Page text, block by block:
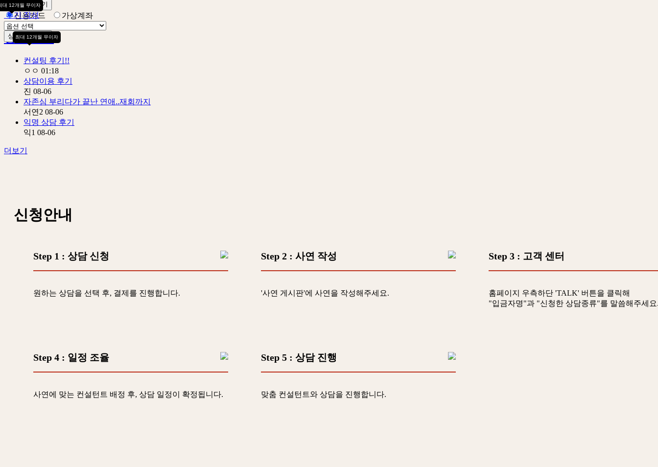
상담 신청하기
대 12개월 무이자
신용카드 가상계좌
상담 신청하기
최대 12개월 무이자
후기 작성
상담 후기
컨설팅 후기!!
ㅇㅇ 01:18
상담이용 후기
진 08-06
자존심 부리다가 끝난 연애..재회까지
서연2 08-06
익명 상담 후기
익1 08-06
더보기
신청안내
Step 1 : 상담 신청
원하는 상담을 선택 후, 결제를 진행합니다.
Step 2: 사연 작성
'사연 게시판'에 사연을 작성해주세요.
Step 3: 고객 센터
홈페이지 우측하단 'TALK' 버튼을 클릭해
"입금자명"과 "신청한 상담종류"를 말씀해주세요
Step 4 : 일정 조율
사연에 맞는 컨설턴트 배정 후, 상담 일정이 확정됩니다.
Step 5: 상담 진행
맞춤 컨설턴트와 상담을 진행합니다.